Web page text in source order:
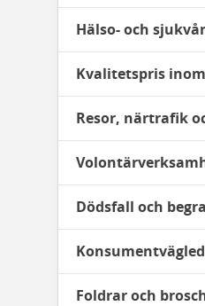
Hälso- och
Kvalitetspris
Resor, närtrafik
Dödsfall och
Foldrar och